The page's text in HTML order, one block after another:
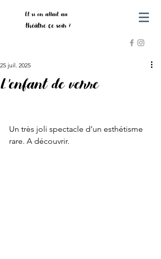
Et si on allait au
théâtre ce soir ?
L'enfant de verre
25 juil. 2025
Un très joli spectacle d’un esthétisme
rare. A découvrir.